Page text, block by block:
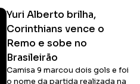
Yuri Alberto brilha,
Corinthians vence o
Remo e sobe no
Brasileirão
Camisa 9 marcou dois gols e foi
o nome da partida realizada na